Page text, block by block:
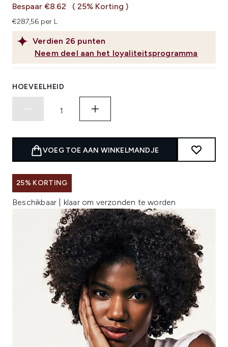
Verdien 26 punten
Neem deel aan het loyaliteitsprogramma
Bespaar €8.62 ( 25% Korting )
€287,56 per L
HOEVEELHEID
VOEG TOE AAN WINKELMANDJE
25% KORTING
Beschikbaar | klaar om verzonden te worden